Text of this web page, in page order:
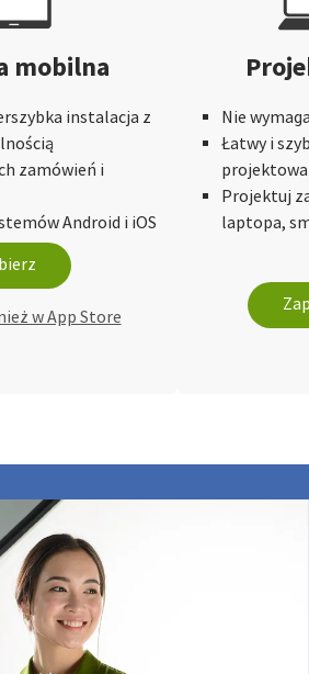
mobilna
instalacja z
zamówień i
Android i iOS
w App Store
Nie
Łatwy i
Projektuj
laptopa,